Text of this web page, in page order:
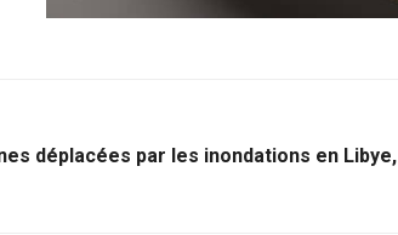
déplacées par les inondations en Libye,